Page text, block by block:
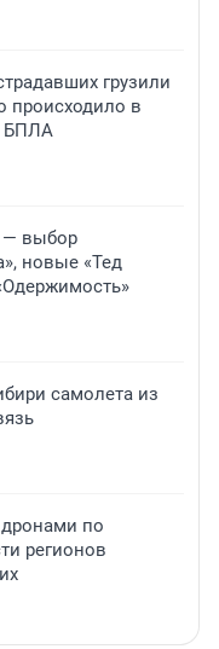
грузили
происходило в
БПЛА
— выбор
новые «Тед
самолета из
по
регионов